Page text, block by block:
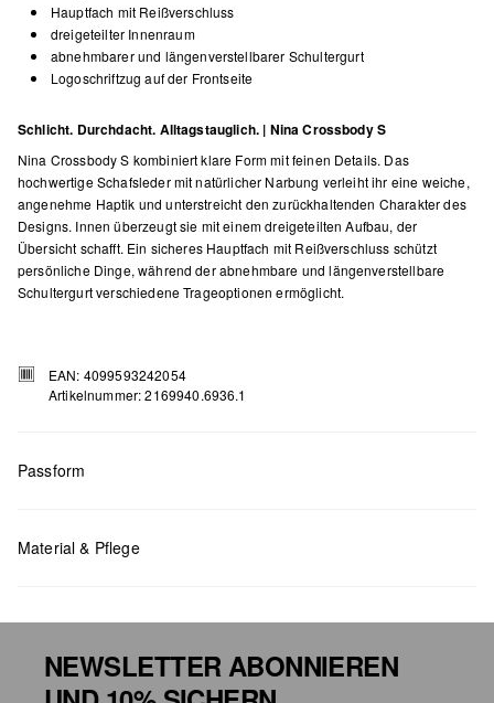
Hauptfach mit Reißverschluss
dreigeteilter Innenraum
abnehmbarer und längenverstellbarer Schultergurt
Logoschriftzug auf der Frontseite
Schlicht. Durchdacht. Alltagstauglich. | Nina Crossbody S
Nina Crossbody S kombiniert klare Form mit feinen Details. Das
hochwertige Schafsleder mit natürlicher Narbung verleiht ihr eine weiche,
angenehme Haptik und unterstreicht den zurückhaltenden Charakter des
Designs. Innen überzeugt sie mit einem dreigeteilten Aufbau, der
Übersicht schafft. Ein sicheres Hauptfach mit Reißverschluss schützt
persönliche Dinge, während der abnehmbare und längenverstellbare
Schultergurt verschiedene Trageoptionen ermöglicht.
EAN: 4099593242054
Artikelnummer: 2169940.6936.1
Passform
Material & Pflege
NEWSLETTER ABONNIEREN